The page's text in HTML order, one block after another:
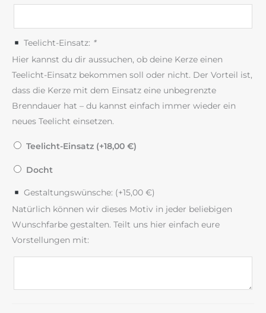
Teelicht-Einsatz: *
Hier kannst du dir aussuchen, ob deine Kerze einen
Teelicht-Einsatz bekommen soll oder nicht. Der Vorteil ist,
dass die Kerze mit dem Einsatz eine unbegrenzte
Brenndauer hat – du kannst einfach immer wieder ein
neues Teelicht einsetzen.
Teelicht-Einsatz (+18,00 €)
Docht
Gestaltungswünsche: (+15,00 €)
Natürlich können wir dieses Motiv in jeder beliebigen
Wunschfarbe gestalten. Teilt uns hier einfach eure
Vorstellungen mit: